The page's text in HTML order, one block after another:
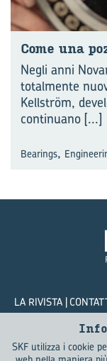
Come una
Negli anni
totalmente
Kellström,
continuano [...]
Bearings,
LA RIVISTA
SKF utilizza i cookie